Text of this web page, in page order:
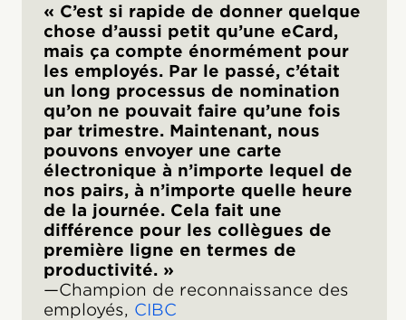
« C’est si rapide de donner quelque
chose d’aussi petit qu’une eCard,
mais ça compte énormément pour
les employés. Par le passé, c’était
un long processus de nomination
qu’on ne pouvait faire qu’une fois
par trimestre. Maintenant, nous
pouvons envoyer une carte
électronique à n’importe lequel de
nos pairs, à n’importe quelle heure
de la journée. Cela fait une
différence pour les collègues de
première ligne en termes de
productivité. »
—Champion de reconnaissance des
employés, CIBC